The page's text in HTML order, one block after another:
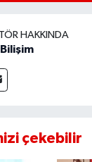
HAKKINDA
Bilişim
çekebilir